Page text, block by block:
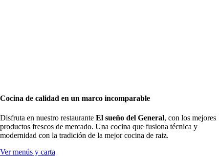
Cocina de calidad en un marco incomparable
Disfruta en nuestro restaurante El sueño del General, con los mejores
productos frescos de mercado. Una cocina que fusiona técnica y
modernidad con la tradición de la mejor cocina de raiz.
Ver menús y carta